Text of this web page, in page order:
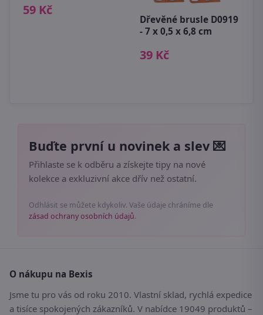
59 Kč
Dřevěné brusle D0919
- 7 x 0,5 x 6,8 cm
39 Kč
Buďte první u novinek a slev 💌
Přihlaste se k odběru a získejte tipy na nové
kolekce a exkluzivní akce dřív než ostatní.
Odhlásit se můžete kdykoliv. Vaše údaje chráníme dle
zásad ochrany osobních údajů.
O nákupu na Bexis
Jsme tu pro vás od roku 2010. Vlastní sklad, rychlá expedice
a tisíce spokojených zákazníků. V nabídce 19049 produktů –